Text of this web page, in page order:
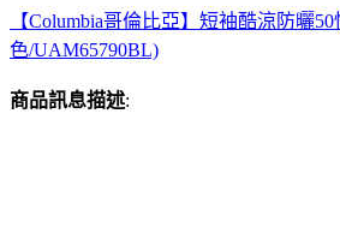
【Columbia哥倫比亞】短袖酷涼防曬
色/UAM65790BL)
商品訊息描述: